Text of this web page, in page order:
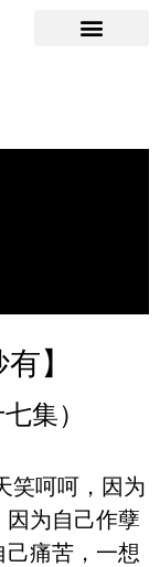
】
集）
呵呵，因为
因为自己作孽
己痛苦，一想